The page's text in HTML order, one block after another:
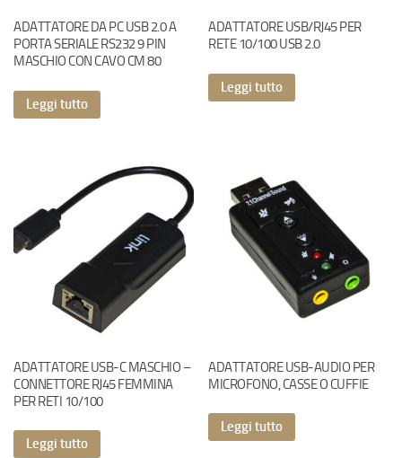
ADATTATORE DA PC USB 2.0 A
PORTA SERIALE RS232 9 PIN
MASCHIO CON CAVO CM 80
Leggi tutto
ADATTATORE USB/RJ45 PER
RETE 10/100 USB 2.0
Leggi tutto
ADATTATORE USB-C MASCHIO –
CONNETTORE RJ45 FEMMINA
PER RETI 10/100
Leggi tutto
ADATTATORE USB-AUDIO PER
MICROFONO, CASSE O CUFFIE
Leggi tutto